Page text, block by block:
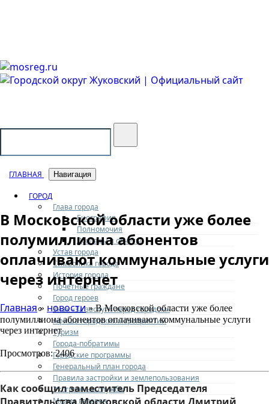
ГЛАВНАЯ Навигация
ГОРОД
Глава города
Биография
Полномочия
Доклады и отчеты
Устав города
Символика города
История города
Почетные граждане
Город героев
Знак «За заслуги перед городом»
Афиша городских мероприятий
Туризм
Города-побратимы
Городские программы
Генеральный план города
Правила застройки и землепользования
Экстренные службы
Медиа галерея
В Московской области уже более
полумиллиона абонентов
оплачивают коммунальные услуги
через интернет
Главная» новости» В Московской области уже более
полумиллиона абонентов оплачивают коммунальные услуги
через интернет
Просмотров: 2406
Как сообщил заместитель Председателя